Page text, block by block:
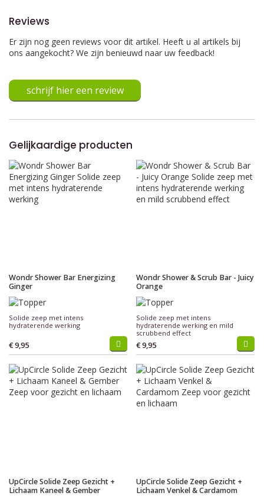
Reviews
Er zijn nog geen reviews voor dit artikel. Heeft u al artikels bij
ons aangekocht? We zijn benieuwd naar uw feedback!
schrijf hier een review
Gelijkaardige producten
Wondr Shower Bar Energizing
Ginger
Solide zeep met intens
hydraterende werking
€ 9,95
Wondr Shower & Scrub Bar - Juicy
Orange
Solide zeep met intens
hydraterende werking en mild
scrubbend effect
€ 9,95
UpCircle Solide Zeep Gezicht +
Lichaam Kaneel & Gember
UpCircle Solide Zeep Gezicht +
Lichaam Venkel & Cardamom